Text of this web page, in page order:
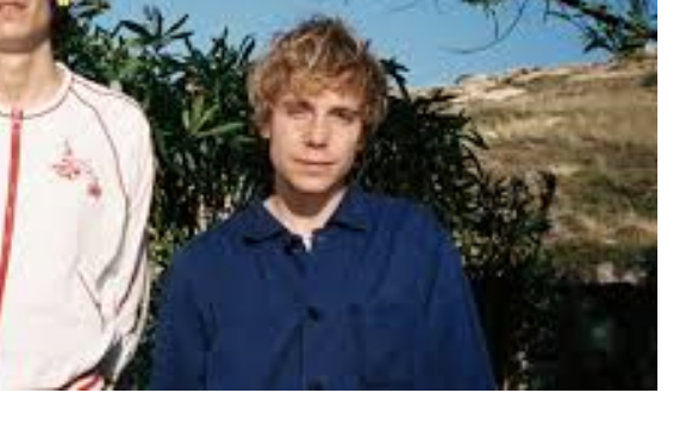
Les Eclatantes : une soirée entre
concerts, expos, kart, aéroplume…
à la Cité des Sciences
14 DÉCEMBRE 2022